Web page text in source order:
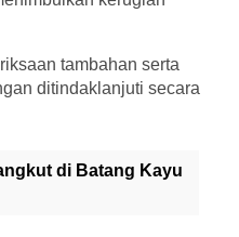
tambahan serta
ditindaklanjuti secara
di Batang Kayu